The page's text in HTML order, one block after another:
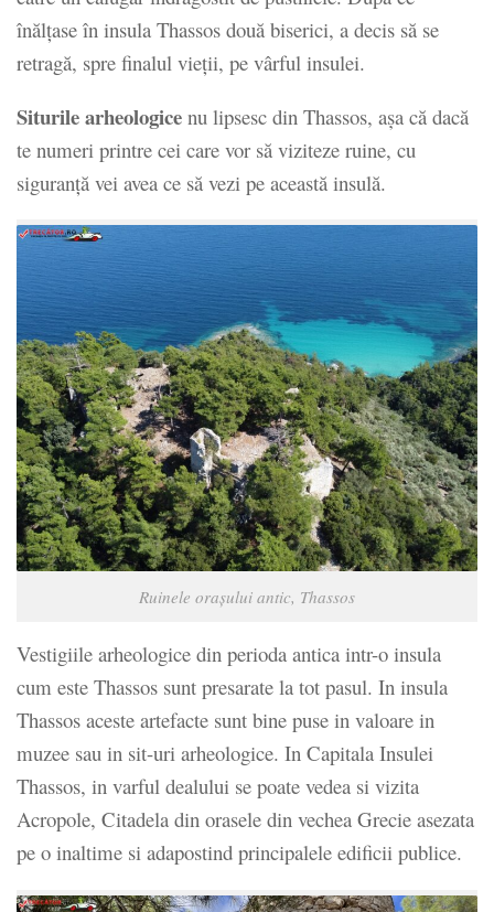
înălţase în insula Thassos două biserici, a decis să se
retragă, spre finalul vieţii, pe vârful insulei.
Siturile arheologice nu lipsesc din Thassos, așa că dacă
te numeri printre cei care vor să viziteze ruine, cu
siguranță vei avea ce să vezi pe această insulă.
Ruinele orașului antic, Thassos
Vestigiile arheologice din perioda antica intr-o insula
cum este Thassos sunt presarate la tot pasul. In insula
Thassos aceste artefacte sunt bine puse in valoare in
muzee sau in sit-uri arheologice. In Capitala Insulei
Thassos, in varful dealului se poate vedea si vizita
Acropole, Citadela din orasele din vechea Grecie asezata
pe o inaltime si adapostind principalele edificii publice.